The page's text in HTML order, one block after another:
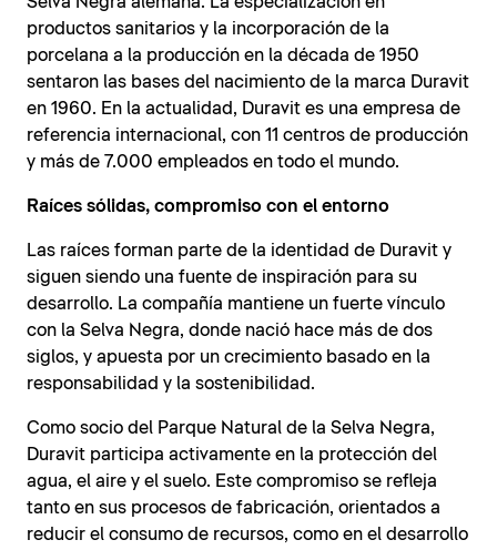
productos sanitarios y la incorporación de la
porcelana a la producción en la década de 1950
sentaron las bases del nacimiento de la marca Duravit
en 1960. En la actualidad, Duravit es una empresa de
referencia internacional, con 11 centros de producción
y más de 7.000 empleados en todo el mundo.
Raíces sólidas, compromiso con el entorno
Las raíces forman parte de la identidad de Duravit y
siguen siendo una fuente de inspiración para su
desarrollo. La compañía mantiene un fuerte vínculo
con la Selva Negra, donde nació hace más de dos
siglos, y apuesta por un crecimiento basado en la
responsabilidad y la sostenibilidad.
Como socio del Parque Natural de la Selva Negra,
Duravit participa activamente en la protección del
agua, el aire y el suelo. Este compromiso se refleja
tanto en sus procesos de fabricación, orientados a
reducir el consumo de recursos, como en el desarrollo